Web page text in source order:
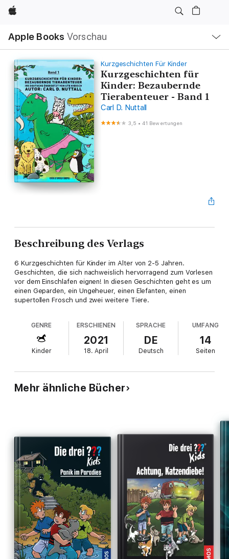
Apple
Apple Books Vorschau
Navigation
Menü
öffnen
Kurzgeschichten Für Kinder
Kurzgeschichten für
Kinder: Bezaubernde
Tierabenteuer - Band 1
Carl D. Nuttall
3,5 •41 Bewertungen
Beschreibung des Verlags
6 Kurzgeschichten für Kinder im Alter von 2-5 Jahren.
Geschichten, die sich nachweislich hervorragend zum Vorlesen
vor dem Einschlafen eignen! In diesen Geschichten geht es um
einen Geparden, ein Ungeheuer, einen Elefanten, einen
supertollen Frosch und zwei weitere Tiere.
GENRE
Kinder
ERSCHIENEN
2021
18. April
SPRACHE
DE
Deutsch
UMFANG
14
Seiten
Mehr ähnliche Bücher